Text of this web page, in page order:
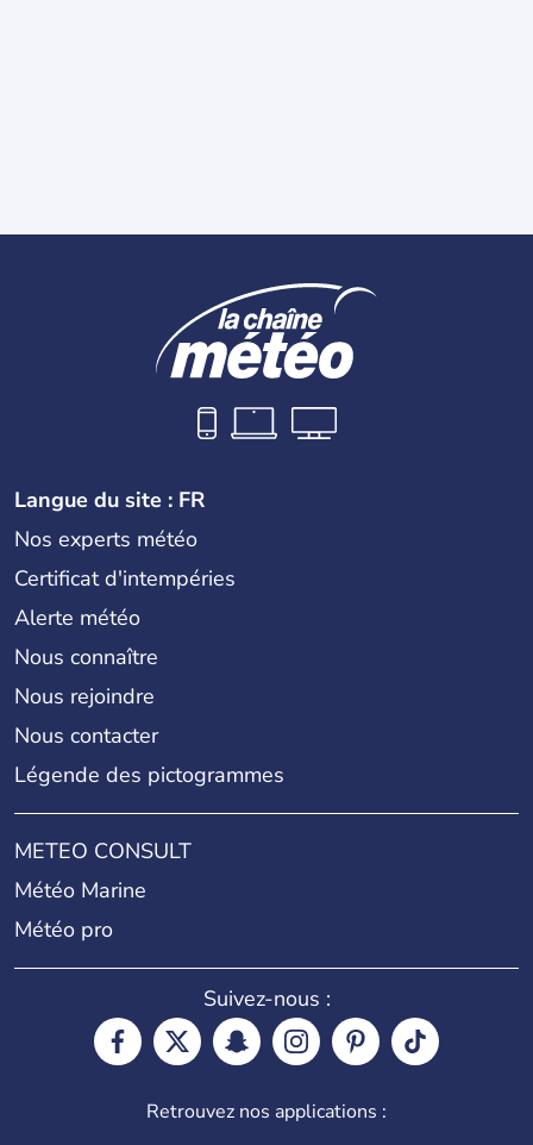
Langue du site : FR
Nos experts météo
Certificat d'intempéries
Alerte météo
Nous connaître
Nous rejoindre
Nous contacter
Légende des pictogrammes
METEO CONSULT
Météo Marine
Météo pro
Suivez-nous :
Retrouvez nos applications :